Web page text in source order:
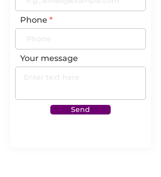
Phone
Your message
Send